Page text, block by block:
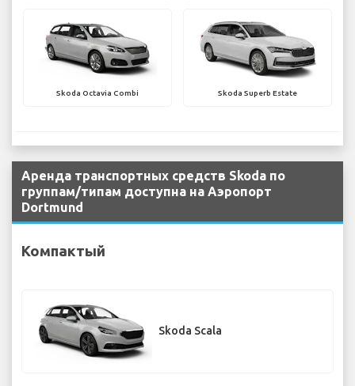
Skoda Octavia Combi Skoda Superb Estate
Аренда транспортных средств Skoda по
группам/типам доступна на Аэропорт
Dortmund
Компактый
Skoda Scala